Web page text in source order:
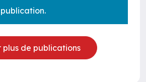
plus de publications